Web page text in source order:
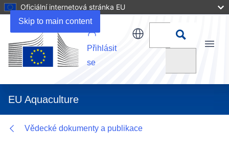
Skip to main content
Oficiální internetová stránka EU
Přihlásit
se
EU Aquaculture
Menu
Vědecké dokumenty a publikace
Related URLs